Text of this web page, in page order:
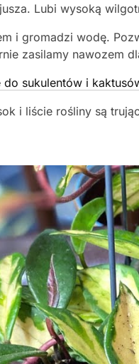
Lubi wysoką
i gromadzi wodę.
zasilamy nawozem
do sukulentów i
i liście rośliny są